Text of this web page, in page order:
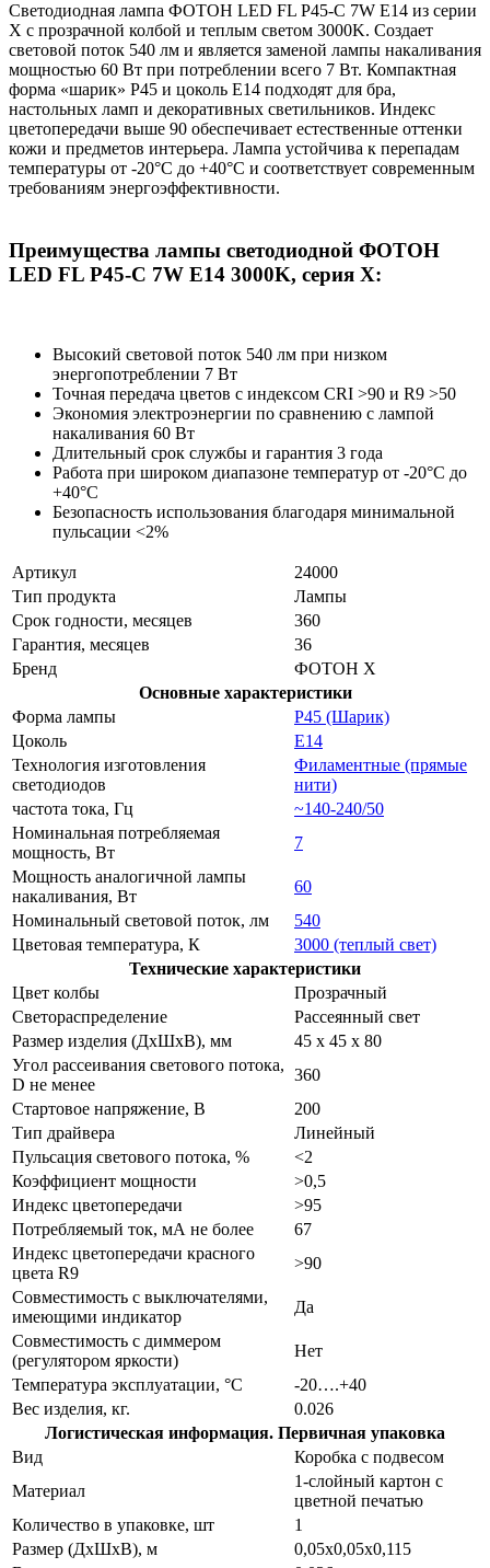
Светодиодная лампа ФОТОН LED FL P45-C 7W E14 из серии
Х с прозрачной колбой и теплым светом 3000K. Создает
световой поток 540 лм и является заменой лампы накаливания
мощностью 60 Вт при потреблении всего 7 Вт. Компактная
форма «шарик» P45 и цоколь E14 подходят для бра,
настольных ламп и декоративных светильников. Индекс
цветопередачи выше 90 обеспечивает естественные оттенки
кожи и предметов интерьера. Лампа устойчива к перепадам
температуры от -20°C до +40°C и соответствует современным
требованиям энергоэффективности.
Преимущества лампы светодиодной ФОТОН
LED FL P45-C 7W E14 3000K, серия Х:
Высокий световой поток 540 лм при низком
энергопотреблении 7 Вт
Точная передача цветов с индексом CRI >90 и R9 >50
Экономия электроэнергии по сравнению с лампой
накаливания 60 Вт
Длительный срок службы и гарантия 3 года
Работа при широком диапазоне температур от -20°C до
+40°C
Безопасность использования благодаря минимальной
пульсации <2%
Артикул
24000
Тип продукта
Лампы
Срок годности, месяцев
360
Гарантия, месяцев
36
Бренд
ФОТОН Х
Основные характеристики
Форма лампы
P45 (Шарик)
Цоколь
E14
Технология изготовления
светодиодов
Филаментные (прямые
нити)
частота тока, Гц
~140-240/50
Номинальная потребляемая
мощность, Вт
7
Мощность аналогичной лампы
накаливания, Вт
60
Номинальный световой поток, лм
540
Цветовая температура, К
3000 (теплый свет)
Технические характеристики
Цвет колбы
Прозрачный
Светораспределение
Рассеянный свет
Размер изделия (ДхШхВ), мм
45 х 45 х 80
Угол рассеивания светового потока,
D не менее
360
Стартовое напряжение, В
200
Тип драйвера
Линейный
Пульсация светового потока, %
<2
Коэффициент мощности
>0,5
Индекс цветопередачи
>95
Потребляемый ток, мА не более
67
Индекс цветопередачи красного
цвета R9
>90
Совместимость с выключателями,
имеющими индикатор
Да
Совместимость с диммером
(регулятором яркости)
Нет
Температура эксплуатации, °С
-20….+40
Вес изделия, кг.
0.026
Логистическая информация. Первичная упаковка
Вид
Коробка с подвесом
Материал
1-слойный картон с
цветной печатью
Количество в упаковке, шт
1
Размер (ДхШхВ), м
0,05х0,05х0,115